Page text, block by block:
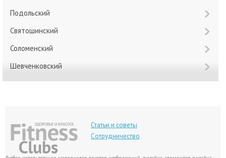
Подольский
Святошинский
Соломенский
Шевченковский
Статьи и советы
Сотрудничество